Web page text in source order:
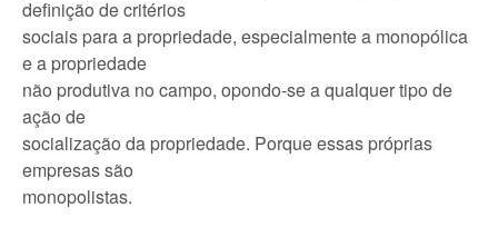
definição de critérios
sociais para a propriedade, especialmente a monopólica
e a propriedade
não produtiva no campo, opondo-se a qualquer tipo de
ação de
socialização da propriedade. Porque essas próprias
empresas são
monopolistas.